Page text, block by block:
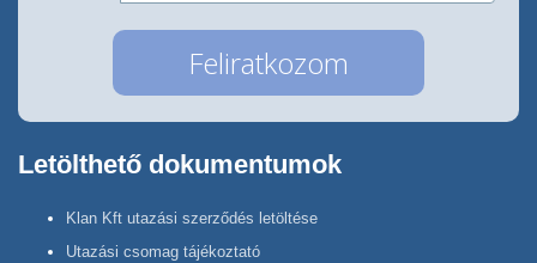
Letölthető dokumentumok
Klan Kft utazási szerződés letöltése
Utazási csomag tájékoztató